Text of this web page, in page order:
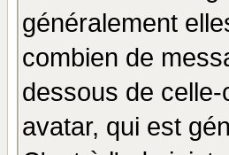
généralement
combien de
dessous de
avatar, qui est